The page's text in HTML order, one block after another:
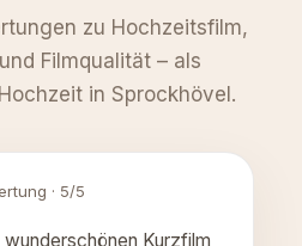
zu Hochzeitsfilm,
Filmqualität – als
in Sprockhövel.
· 5/5
Kurzfilm